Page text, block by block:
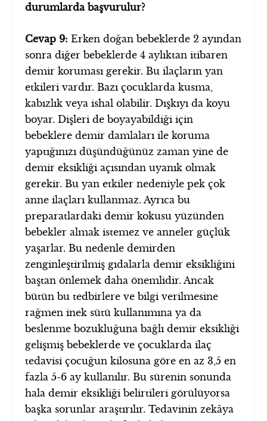
durumlarda başvurulur?
Cevap 9:Erken doğan bebeklerde 2 ayından
sonra diğer bebeklerde 4 aylıktan itibaren
demir koruması gerekir. Bu ilaçların yan
etkileri vardır. Bazı çocuklarda kusma,
kabızlık veya ishal olabilir. Dışkıyı da koyu
boyar. Dişleri de boyayabildiği için
bebeklere demir damlaları ile koruma
yaptığınızı düşündüğünüz zaman yine de
demir eksikliği açısından uyanık olmak
gerekir. Bu yan etkiler nedeniyle pek çok
anne ilaçları kullanmaz. Ayrıca bu
preparatlardaki demir kokusu yüzünden
bebekler almak istemez ve anneler güçlük
yaşarlar. Bu nedenle demirden
zenginleştirilmiş gıdalarla demir eksikliğini
baştan önlemek daha önemlidir. Ancak
bütün bu tedbirlere ve bilgi verilmesine
rağmen inek sütü kullanımına ya da
beslenme bozukluğuna bağlı demir eksikliği
gelişmiş bebeklerde ve çocuklarda ilaç
tedavisi çocuğun kilosuna göre en az 3,5 en
fazla 5-6 ay kullanılır. Bu sürenin sonunda
hala demir eksikliği belirtileri görülüyorsa
başka sorunlar araştırılır. Tedavinin zekâya